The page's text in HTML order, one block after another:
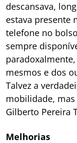
descansava,
estava presente
telefone no
sempre
mesmos e dos
Talvez a
mobilidade, mas
Gilberto Pereira
Melhorias